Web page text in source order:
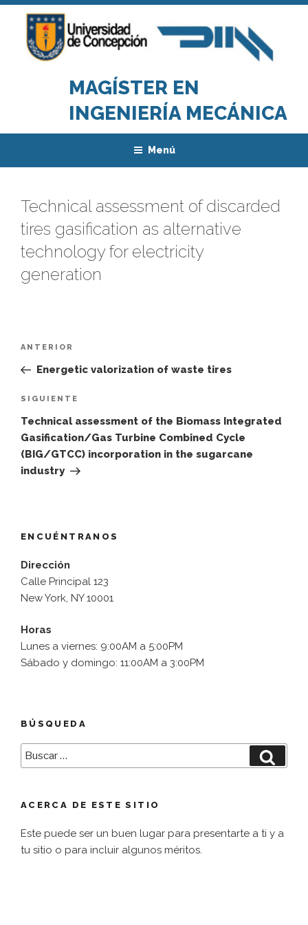
Saltar
contenido
MAGÍSTER EN
INGENIERÍA MECÁNICA
Menú
Technical assessment of discarded
tires gasification as alternative
technology for electricity
generation
Navegación
entradas
Entrada
anterior:
ANTERIOR
Energetic valorization of waste tires
Siguiente
entrada
SIGUIENTE
Technical assessment of the Biomass Integrated
Gasification/Gas Turbine Combined Cycle
(BIG/GTCC) incorporation in the sugarcane
industry
ENCUÉNTRANOS
Dirección
Calle Principal 123
New York, NY 10001
Horas
Lunes a viernes: 9:00AM a 5:00PM
Sábado y domingo: 11:00AM a 3:00PM
BÚSQUEDA
Buscar
por:
ACERCA DE ESTE SITIO
Este puede ser un buen lugar para presentarte a ti y a
tu sitio o para incluir algunos méritos.